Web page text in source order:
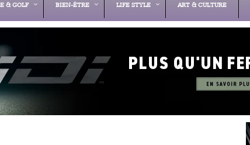
& GOLF BIEN-ÊTRE LIFE STYLE ART & CULTURE